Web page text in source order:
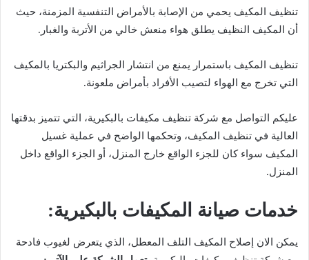
تنظيف المكيف يحمي من الإصابة بالأمراض التنفسية المزمنة، حيث
أن المكيف النظيف يطلق هواء منعش خالي من الأتربة والغبار.
تنظيف المكيف باستمرار يمنع من انتشار الجراثيم والبكتريا بالمكيف
التي تخرج مع الهواء لتصيب الأفراد بأمراض ملعونة.
عليكم التواصل مع شركة تنظيف مكيفات بالبكيرية، التي تتميز بدقتها
العالية في تنظيف المكيف، وتحكمها الواضح في عملية غسيل
المكيف سواء كان للجزء الواقع خارج المنزل، أو الجزء الواقع داخل
المنزل.
خدمات صيانة المكيفات بالبكيرية:
يمكن الان إصلاح المكيف التلف المعطل، الذي يتعرض لغيوب فادحة